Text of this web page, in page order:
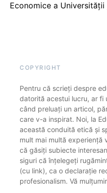
Economice a Universității
COPYRIGHT
Pentru că scrieți despre
datorită acestui lucru, ar fi
când preluați un articol,
care v-a inspirat. Noi, la
această conduită etică și
mult mai multă experiență
că găsiți subiecte
siguri că înțelegeți
(cu link), ca o declarație
profesionalism. Vă